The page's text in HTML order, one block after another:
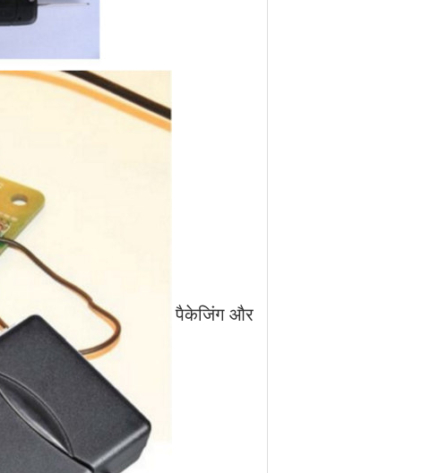
पैकेजिंग और